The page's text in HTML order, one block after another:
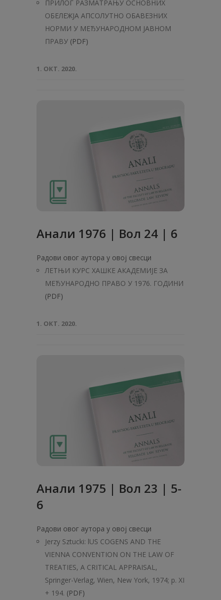
ПРИЛОГ РАЗМАТРАЊУ ОСНОВНИХ
ОБЕЛЕЖЈА АПСОЛУТНО ОБАВЕЗНИХ
НОРМИ У МЕЂУНАРОДНОМ ЈАВНОМ
ПРАВУ (PDF)
1. ОКТ. 2020.
Анaли 1976 | Вол 24 | 6
Радови овог аутора у овој свесци
ЛЕТЊИ КУРС ХАШКЕ АКАДЕМИЈЕ ЗА
МЕЂУНАРОДНО ПРАВО У 1976. ГОДИНИ
(PDF)
1. ОКТ. 2020.
Анaли 1975 | Вол 23 | 5-
6
Радови овог аутора у овој свесци
Jerzy Sztucki: lUS COGENS AND THE
VIENNA CONVENTION ON THE LAW OF
TREATIES, A CRITICAL APPRAISAL,
Springer-Verlag, Wien, New York, 1974; p. XI
+ 194. (PDF)